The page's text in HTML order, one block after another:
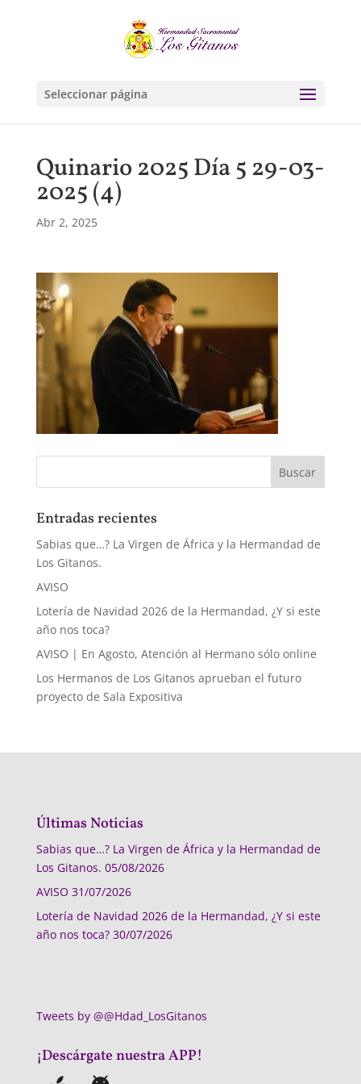
Seleccionar página
Quinario 2025 Día 5 29-03-
2025 (4)
Abr 2, 2025
Entradas recientes
Sabias que…? La Virgen de África y la Hermandad de
Los Gitanos.
AVISO
Lotería de Navidad 2026 de la Hermandad, ¿Y si este
año nos toca?
AVISO | En Agosto, Atención al Hermano sólo online
Los Hermanos de Los Gitanos aprueban el futuro
proyecto de Sala Expositiva
Últimas Noticias
Sabias que…? La Virgen de África y la Hermandad de
Los Gitanos. 05/08/2026
AVISO 31/07/2026
Lotería de Navidad 2026 de la Hermandad, ¿Y si este
año nos toca? 30/07/2026
Tweets by @@Hdad_LosGitanos
¡Descárgate nuestra APP!